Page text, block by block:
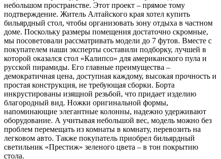
небольшом пространстве. Этот проект – прямое тому
подтверждение. Житель Алтайского края хотел купить
бильярдный стол, чтобы организовать зону отдыха в частном
доме. Поскольку размеры помещения достаточно скромные,
мы посоветовали рассматривать модели до 7 футов. Вместе с
покупателем наши эксперты составили подборку, лучшей в
которой оказался стол «Калипсо» для американского пула и
русской пирамиды. Его главные преимущества –
демократичная цена, доступная каждому, высокая прочность и
простая конструкция, не требующая сборки. Борта
инкрустированы изящной резьбой, что придает изделию
благородный вид. Ножки оригинальной формы,
напоминающие элегантные колонны, надежно удерживают
оборудование. А учитывая небольшой вес, модель можно без
проблем перемещать из комнаты в комнату, перевозить на
легковом авто. Также покупатель приобрел бильярдный
светильник «Престиж» зеленого цвета – в тон покрытию
стола.